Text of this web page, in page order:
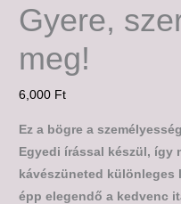
Gyere,
meg!
6,000 Ft
Ez a bögre a
Egyedi írással készül, így
kávészüneted különleges
épp elegendő a kedvenc